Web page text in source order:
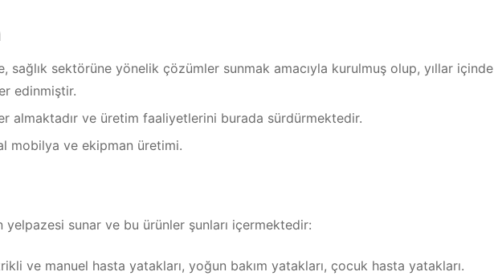
sağlık sektörüne yönelik çözümler sunmak amacıyla kurulmuş olup, yıllar içinde
edinmiştir.
almaktadır ve üretim faaliyetlerini burada sürdürmektedir.
mobilya ve ekipman üretimi.
sunar ve bu ürünler şunları içermektedir:
ve manuel hasta yatakları, yoğun bakım yatakları, çocuk hasta yatakları.